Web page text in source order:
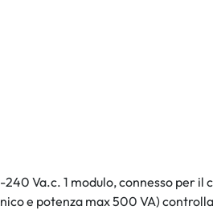
Va.c. 1 modulo, connesso
e potenza max 500 VA)